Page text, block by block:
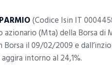
(Codice Isin IT
(Mta) della Borsa di
il 09/02/2009 e
intorno al 24,1%.